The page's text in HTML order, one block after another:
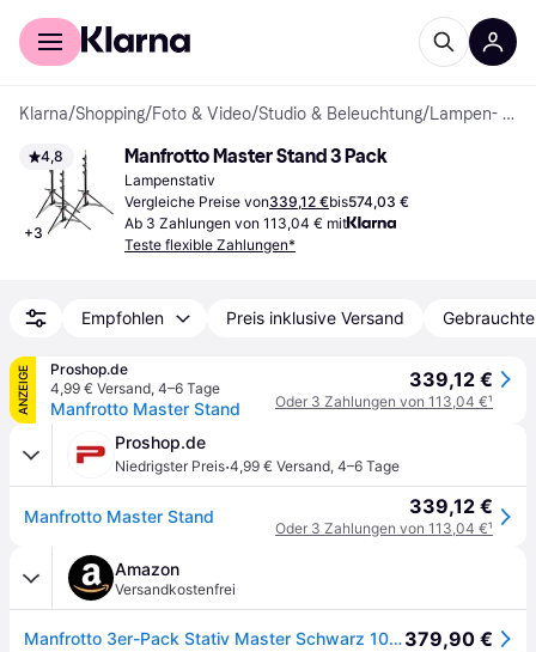
Für Shopper
Klarna/Shopping/Foto & Video/Studio & Beleuchtung/ Lampen- & Hintergrundstative
4,8
+3
Manfrotto Master Stand 3 Pack
Lampenstativ
Vergleiche Preise von339,12 €bis574,03 €
Ab 3 Zahlungen von 113,04 € mit
Teste flexible Zahlungen*
Empfohlen Preis inklusive Versand
ANZEIGE
Proshop.de
4,99 € Versand, 4–6 Tage
Manfrotto Master Stand
339,12 €
Oder 3 Zahlungen von 113,04 €¹
Proshop.de
Niedrigster Preis·4,99 € Versand, 4–6 Tage
Manfrotto Master Stand 339,12 €
Oder 3 Zahlungen von 113,04 €¹
Amazon
Versandkostenfrei
Manfrotto 3er-Pack Stativ Master Schwarz 1004BAC-3379,90 €